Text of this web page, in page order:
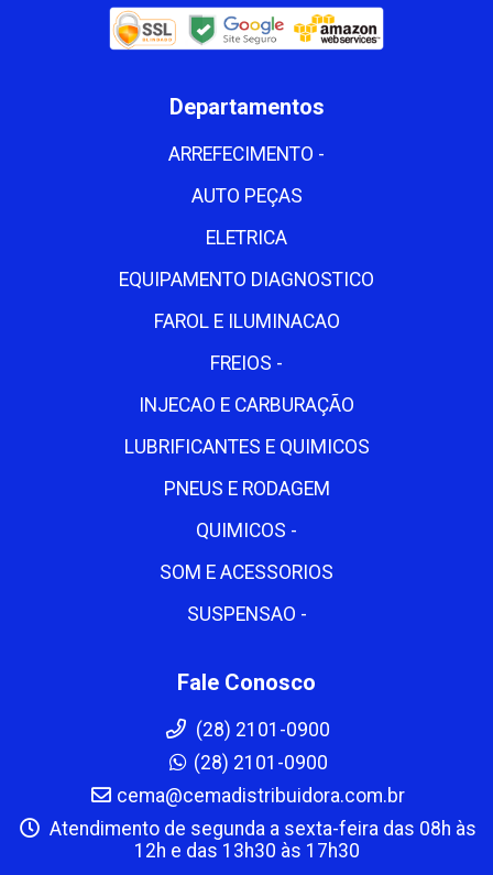
Departamentos
ARREFECIMENTO -
AUTO PEÇAS
ELETRICA
EQUIPAMENTO DIAGNOSTICO
FAROL E ILUMINACAO
FREIOS -
INJECAO E CARBURAÇÃO
LUBRIFICANTES E QUIMICOS
PNEUS E RODAGEM
QUIMICOS -
SOM E ACESSORIOS
SUSPENSAO -
Fale Conosco
(28) 2101-0900
(28) 2101-0900
cema@cemadistribuidora.com.br
Atendimento de segunda a sexta-feira das 08h às
12h e das 13h30 às 17h30